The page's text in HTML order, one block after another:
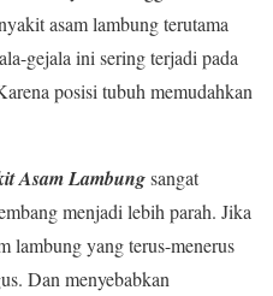
asam lambung terutama
gejala ini sering terjadi pada
posisi tubuh memudahkan
Asam Lambungsangat
menjadi lebih parah. Jika
lambung yang terus-menerus
Dan menyebabkan